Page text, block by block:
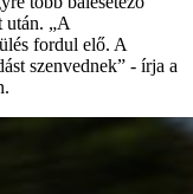
után. „A
fordul elő. A
szenvednek” - írja a